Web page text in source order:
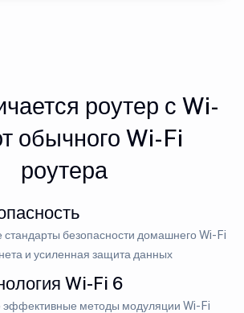
роутер с Wi-
обычного Wi-Fi
роутера
стандарты безопасности домашнего Wi-Fi
и усиленная защита данных
Wi-Fi 6
эффективные методы модуляции Wi-Fi